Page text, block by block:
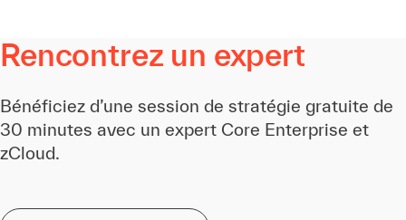
Rencontrez un expert
Bénéficiez d’une session de stratégie gratuite de
30 minutes avec un expert Core Enterprise et
zCloud.